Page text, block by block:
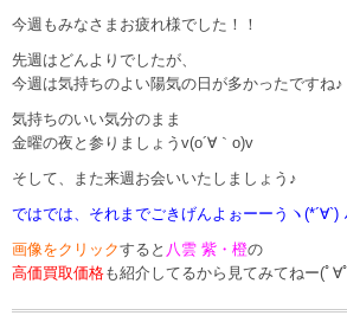
今週もみなさまお疲れ様でした！！
先週はどんよりでしたが、
今週は気持ちのよい陽気の日が多かったですね♪
気持ちのいい気分のまま
金曜の夜と参りましょうv(o´∀｀o)v
そして、また来週お会いいたしましょう♪
ではでは、それまでごきげんよぉーーうヽ(*´∀`)
画像をクリックすると 八雲 紫・橙の
高価買取価格も紹介してるから見てみてねー(ﾟ